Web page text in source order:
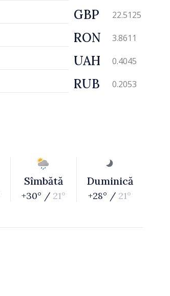
GBP 22.5125
RON 3.8611
UAH 0.4045
RUB 0.2053
Sîmbătă
+30° / 21°
Duminică
+28° / 21°